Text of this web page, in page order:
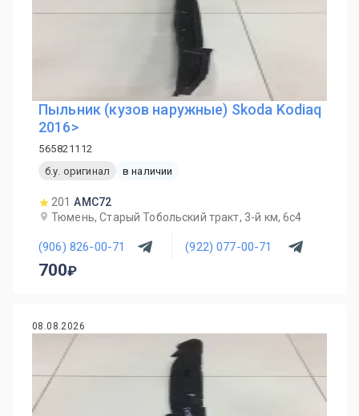
Пыльник (кузов наружные) Skoda Kodiaq
2016>
565821112
б.у. оригинал
в наличии
201 AMC72
Тюмень, Старый Тобольский тракт, 3-й км, 6с4
(906) 826-00-71 (922) 077-00-71
700
08.08.2026